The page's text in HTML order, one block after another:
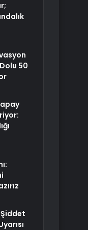
50
Şiddet